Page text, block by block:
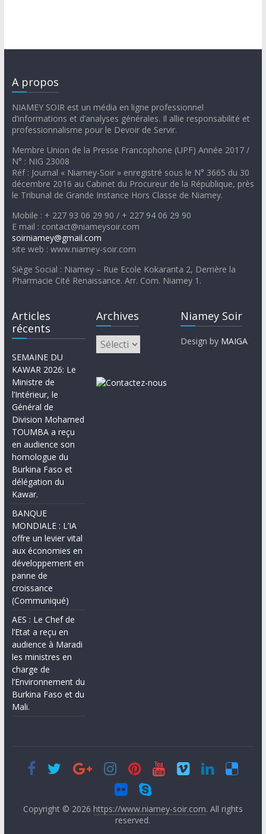
A propos
NIAMEY SOIR est un média en ligne professionnel
d’informations et d’analyses générales. Il allie responsabilité et
professionnalisme pour le Devoir de Servir.
Membre Union de la Presse Francophone (UPF) Année 2017 /
N° : NIG 23008
Réf : Journal « Niamey-Soir » enregistré sous le N° 3665 du 30
décembre 2016 au Cabinet du Procureur de la République, près
le Tribunal de Grande Instance Hors Classe de Niamey.
Mobile : + 227 93 06 29 90 / + 227 94 06 29 90
E mail : contact@niameysoir.com
soirniamey@gmail.com
site web : www.niamey-soir.com
Siège Social : Niamey – Rue Ecole Kokaranta 2, Derrière la
Pharmacie Cité Renaissance. Arr. Com. Niamey 1.
Articles
récents
SEMAINE DU
KAWAR 2026: Le
Ministre de
l’Intérieur, le
Général de
Division Mohamed
TOUMBA a reçu
en audience son
homologue du
Burkina Faso et
délégation du
Kawar.
BANQUE
MONDIALE : L’IA
offre un levier vital
aux économies en
développement en
panne de
croissance
(Communiqué)
AES : Le Chef de
l’Etat a reçu en
audience à Maradi
les ministres en
charge de
l’Environnement du
Burkina Faso et du
Mali.
Archives Niamey Soir
Design by MAIGA
Copyright © 2026 https://www.niamey-soir.com. All rights
reserved.